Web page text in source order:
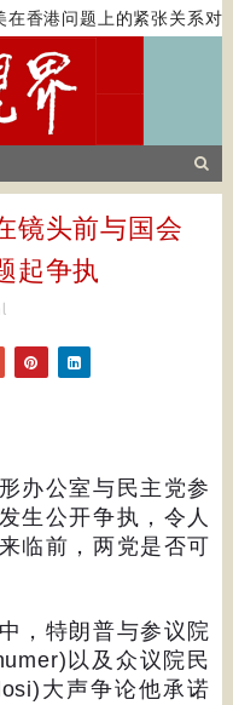
香港问题上的紧张关系对
镜头前与国会
起争执
办公室与民主党参
生公开争执，令人
临前，两党是否可
，特朗普与参议院
以及众议院民
大声争论他承诺